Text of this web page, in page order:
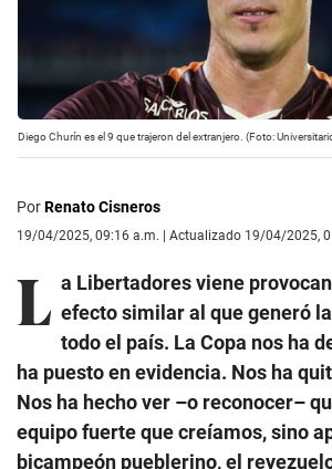
Diego Churín es el 9 que trajeron del extranjero. (Foto:
PorRenato Cisneros
19/04/2025, 09:16 a.m. | Actualizado 19/04/2025,
L a Libertadores viene
efecto similar al que generó
todo el país. La Copa nos ha
ha puesto en evidencia. Nos ha
Nos ha hecho ver –o reconocer–
equipo fuerte que creíamos, sino
bicampeón pueblerino, el